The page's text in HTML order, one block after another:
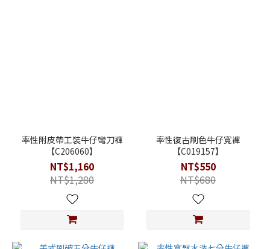
率性附皮帶工裝牛仔彎刀褲
【C206060】
NT$1,160
NT$1,280
率性復古刷色牛仔寬褲
【C019157】
NT$550
NT$680